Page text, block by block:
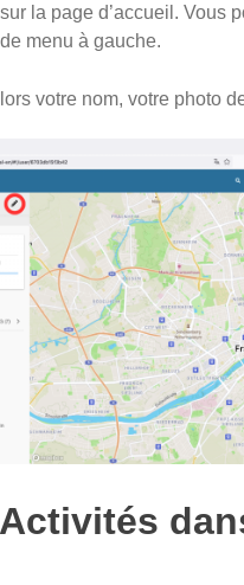
la page d’accueil. Vous
menu à gauche.
votre nom, votre photo